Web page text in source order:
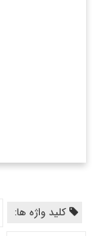
کلید واژه ها: